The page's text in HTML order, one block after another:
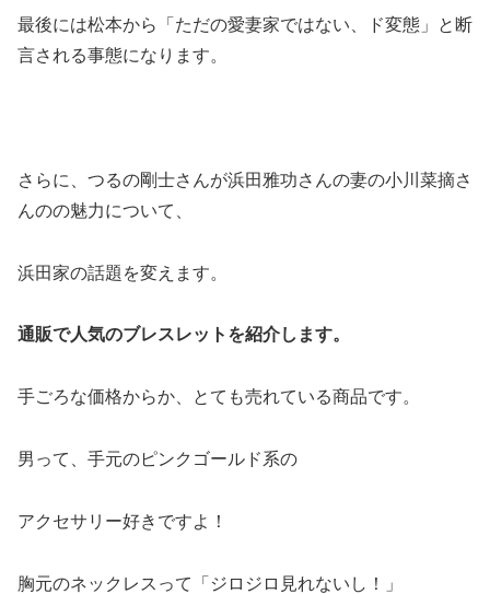
最後には松本から「ただの愛妻家ではない、ド変態」と断
言される事態になります。
さらに、つるの剛士さんが浜田雅功さんの妻の小川菜摘さ
んのの魅力について、
浜田家の話題を変えます。
通販で人気のブレスレットを紹介します。
手ごろな価格からか、とても売れている商品です。
男って、手元のピンクゴールド系の
アクセサリー好きですよ！
胸元のネックレスって「ジロジロ見れないし！」